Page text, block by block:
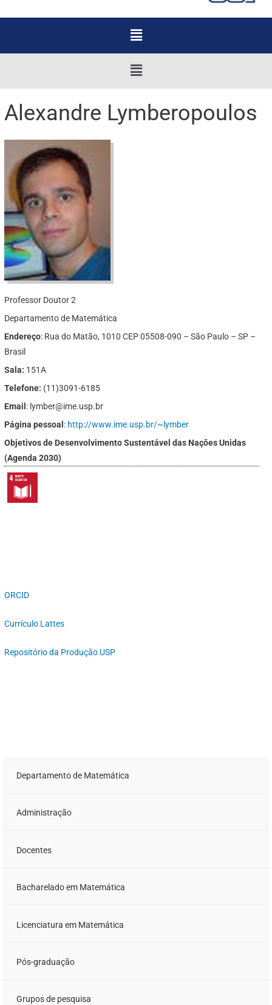
Menu
Menu
Departamento de Matemática
Administração
Docentes
Bacharelado em Matemática
Licenciatura em Matemática
Pós-graduação
Grupos de pesquisa
Alexandre Lymberopoulos
Professor Doutor 2
Departamento de Matemática
Endereço: Rua do Matão, 1010 CEP 05508-090 – São Paulo – SP –
Brasil
Sala: 151A
Telefone: (11)3091-6185
Email : lymber@ime.usp.br
Página pessoal : http://www.ime.usp.br/~lymber
Objetivos de Desenvolvimento Sustentável das Nações Unidas
(Agenda 2030)
ORCID
Currículo Lattes
Repositório da Produção USP